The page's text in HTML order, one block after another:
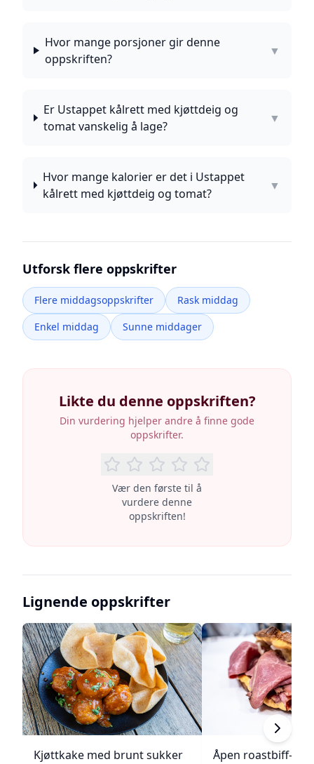
Hvor mange porsjoner gir denne
oppskriften?
▼
Er Ustappet kålrett med kjøttdeig og
tomat vanskelig å lage?
▼
Hvor mange kalorier er det i Ustappet
kålrett med kjøttdeig og tomat?
▼
Utforsk flere oppskrifter
Flere middagsoppskrifter
Rask middag
Enkel middag
Sunne middager
Likte du denne oppskriften?
Din vurdering hjelper andre å finne gode
oppskrifter.
Vær den første til å
vurdere denne
oppskriften!
Lignende oppskrifter
Kjøttkake med brunt sukker
Åpen roastbiff-